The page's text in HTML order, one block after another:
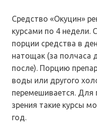
Средство «Окуцин»
курсами по 4
порции средства в
натощак (за полчаса
после). Порцию
воды или другого
перемешивается. Для
зрения такие курсы
год.